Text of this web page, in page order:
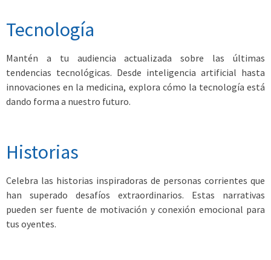
Tecnología
Mantén a tu audiencia actualizada sobre las últimas
tendencias tecnológicas. Desde inteligencia artificial hasta
innovaciones en la medicina, explora cómo la tecnología está
dando forma a nuestro futuro.
Historias
Celebra las historias inspiradoras de personas corrientes que
han superado desafíos extraordinarios. Estas narrativas
pueden ser fuente de motivación y conexión emocional para
tus oyentes.